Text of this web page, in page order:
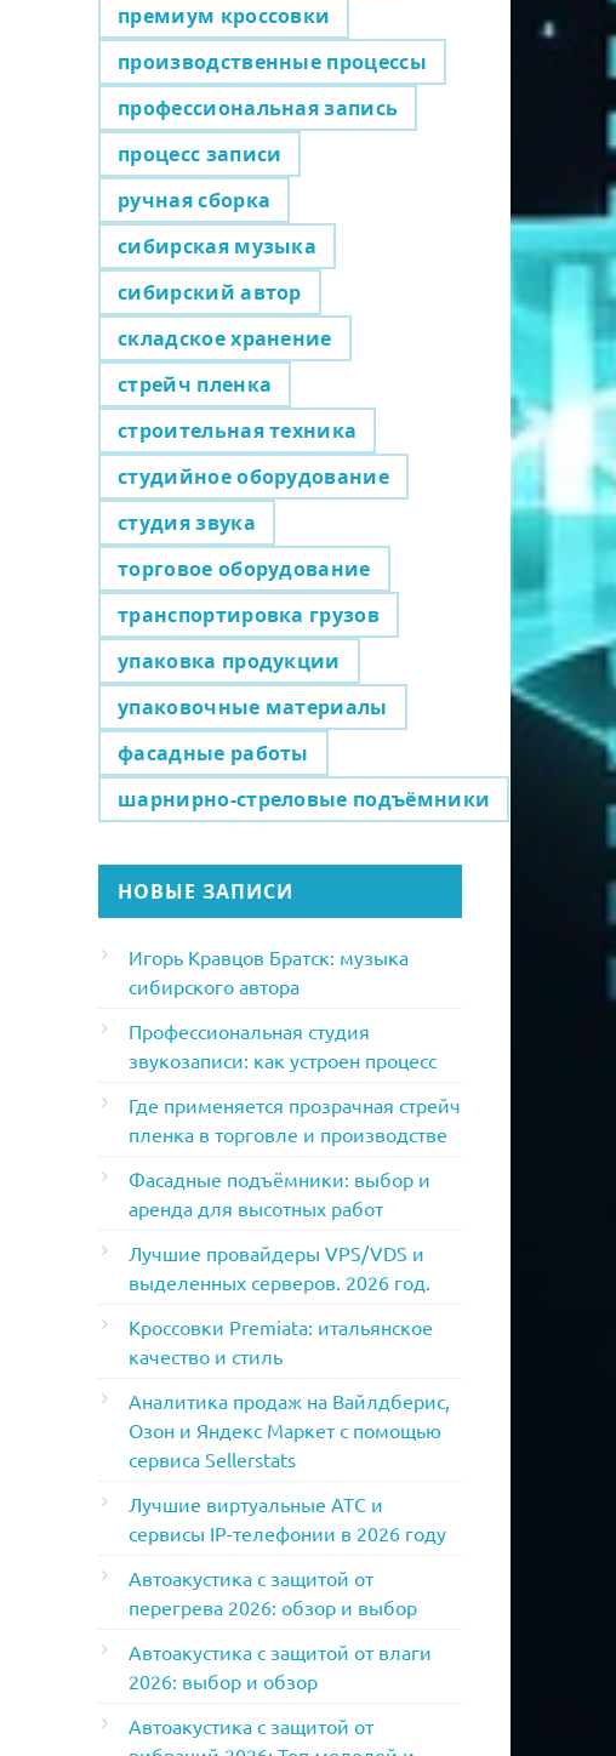
премиум кроссовки
производственные процессы
профессиональная запись
процесс записи
ручная сборка
сибирская музыка
сибирский автор
складское хранение
стрейч пленка
строительная техника
студийное оборудование
студия звука
торговое оборудование
транспортировка грузов
упаковка продукции
упаковочные материалы
фасадные работы
шарнирно-стреловые подъёмники
НОВЫЕ ЗАПИСИ
Игорь Кравцов Братск: музыка
сибирского автора
Профессиональная студия
звукозаписи: как устроен процесс
Где применяется прозрачная стрейч
пленка в торговле и производстве
Фасадные подъёмники: выбор и
аренда для высотных работ
Лучшие провайдеры VPS/VDS и
выделенных серверов. 2026 год.
Кроссовки Premiata: итальянское
качество и стиль
Аналитика продаж на Вайлдберис,
Озон и Яндекс Маркет с помощью
сервиса Sellerstats
Лучшие виртуальные АТС и
сервисы IP-телефонии в 2026 году
Автоакустика с защитой от
перегрева 2026: обзор и выбор
Автоакустика с защитой от влаги
2026: выбор и обзор
Автоакустика с защитой от